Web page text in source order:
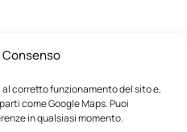
corretto funzionamento del sito e,
come Google Maps. Puoi
in qualsiasi momento.